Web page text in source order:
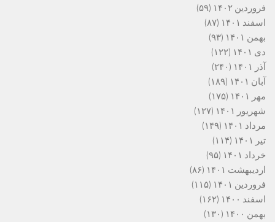
فروردین ۱۴۰۲
(۵۹)
اسفند ۱۴۰۱
(۸۷)
بهمن ۱۴۰۱
(۹۳)
دی ۱۴۰۱
(۱۲۲)
آذر ۱۴۰۱
(۲۴۰)
آبان ۱۴۰۱
(۱۸۹)
مهر ۱۴۰۱
(۱۷۵)
شهریور ۱۴۰۱
(۱۲۷)
مرداد ۱۴۰۱
(۱۴۹)
تیر ۱۴۰۱
(۱۱۴)
خرداد ۱۴۰۱
(۹۵)
اردیبهشت ۱۴۰۱
(۸۶)
فروردین ۱۴۰۱
(۱۱۵)
اسفند ۱۴۰۰
(۱۶۲)
بهمن ۱۴۰۰
(۱۳۰)